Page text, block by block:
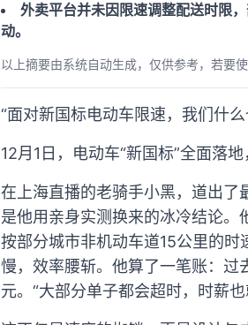
外卖平台并未因限速调整配送时限
动。
以上摘要由系统自动生成，仅供参考，若要
“面对新国标电动车限速，我们什
12月1日，电动车“新国标”全面落
在上海直播的老骑手小黑，道出了
是他用亲身实测换来的冰冷结论
按部分城市非机动车道15公里的时
慢，效率腰斩。他算了一笔账：过
元。“大部分单子都会超时，时薪也